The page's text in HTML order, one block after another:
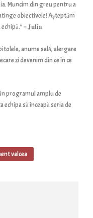
Muncim din greu pentru a
obiectivele! Așteptăm
– 𝐉𝐮𝐥𝐢𝐚
anume sală, alergare
zi devenim din ce în ce
programul amplu de
să înceapă seria de
valcea